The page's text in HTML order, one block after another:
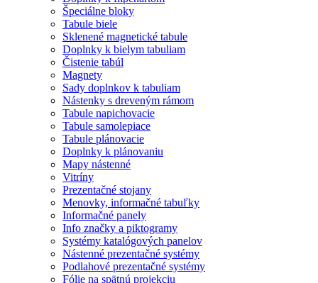
Špeciálne bloky
Tabule biele
Sklenené magnetické tabule
Doplnky k bielym tabuliam
Čistenie tabúl
Magnety
Sady doplnkov k tabuliam
Nástenky s dreveným rámom
Tabule napichovacie
Tabule samolepiace
Tabule plánovacie
Doplnky k plánovaniu
Mapy nástenné
Vitríny
Prezentačné stojany
Menovky, informačné tabuľky
Informačné panely
Info značky a piktogramy
Systémy katalógových panelov
Nástenné prezentačné systémy
Podlahové prezentačné systémy
Fólie na spätnú projekciu